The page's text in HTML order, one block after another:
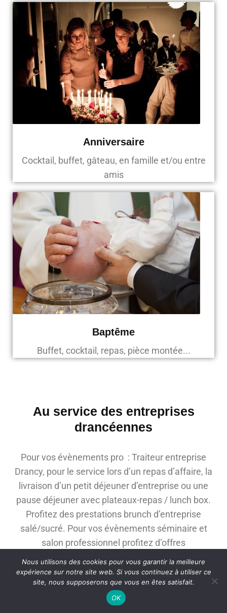
Anniversaire
Cocktail, buffet, gâteau, en famille et/ou entre
amis
Baptême
Buffet, cocktail, repas, pièce montée...
Au service des entreprises
drancéennes
Pour vos évènements pro : Traiteur entreprise
Drancy, pour le service lors d’un repas d’affaire, la
livraison d’un petit déjeuner d’entreprise ou une
pause déjeuner avec plateaux-repas / lunch box.
Profitez des prestations brunch d’entreprise
salé/sucré. Pour vos évènements séminaire et
salon professionnel profitez d’offres
personnalisées…
Nous utilisons des cookies pour vous garantir la meilleure
expérience sur notre site web. Si vous continuez à utiliser ce
site, nous supposerons que vous en êtes satisfait.
OK